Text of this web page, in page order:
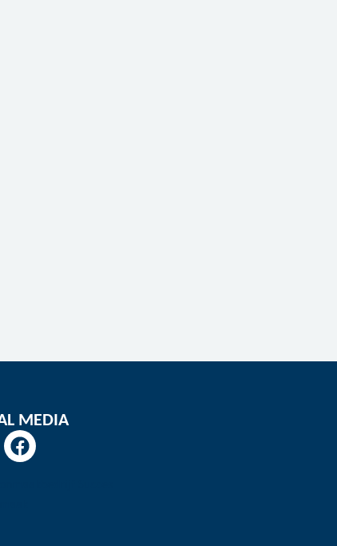
MEDIA